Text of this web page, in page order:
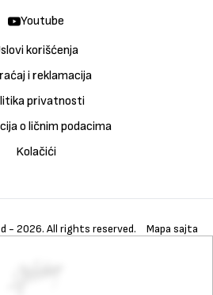
korišćenja
i reklamacija
privatnosti
o ličnim podacima
Kolačići
Youtube
- 2026. All rights reserved. Mapa sajta